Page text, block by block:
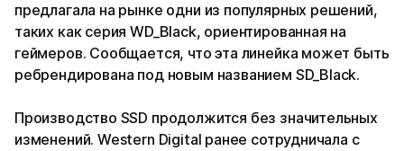
предлагала на рынке одни из популярных решений,
таких как серия WD_Black, ориентированная на
геймеров. Сообщается, что эта линейка может быть
ребрендирована под новым названием SD_Black.
Производство SSD продолжится без значительных
изменений. Western Digital ранее сотрудничала с